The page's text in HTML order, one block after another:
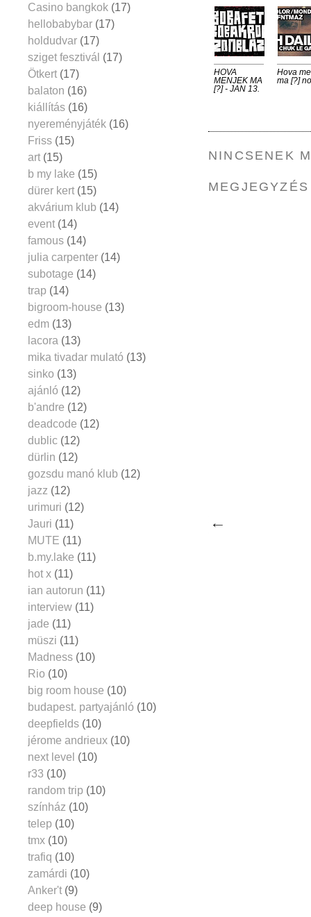
HOVA
MENJEK MA
[?] - JAN 13.
Hova
ma [?]
NINCSENEK
Casino bangkok (17)
hellobabybar (17)
holdudvar (17)
sziget fesztivál (17)
Ötkert (17)
balaton (16)
kiállítás (16)
nyereményjáték (16)
Friss (15)
art (15)
b my lake (15)
dürer kert (15)
akvárium klub (14)
event (14)
famous (14)
julia carpenter (14)
subotage (14)
trap (14)
bigroom-house (13)
edm (13)
lacora (13)
mika tivadar mulató (13)
sinko (13)
ajánló (12)
b'andre (12)
deadcode (12)
dublic (12)
dürlin (12)
gozsdu manó klub (12)
jazz (12)
urimuri (12)
Jauri (11)
MUTE (11)
b.my.lake (11)
hot x (11)
ian autorun (11)
interview (11)
jade (11)
müszi (11)
Madness (10)
Rio (10)
big room house (10)
budapest. partyajánló (10)
deepfields (10)
jérome andrieux (10)
next level (10)
r33 (10)
random trip (10)
színház (10)
telep (10)
tmx (10)
trafiq (10)
zamárdi (10)
Anker't (9)
deep house (9)